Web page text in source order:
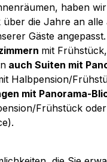
haben
die Jahre an alle
Gäste
mit
auch Suiten mit
Halbpension/
mit Panorama-
Frühstück oder